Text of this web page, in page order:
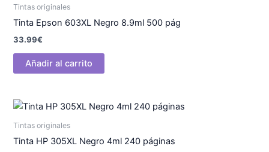
Tintas originales
Tinta Epson 603XL Negro 8.9ml 500 pág
33.99€
Añadir al carrito
Tintas originales
Tinta HP 305XL Negro 4ml 240 páginas